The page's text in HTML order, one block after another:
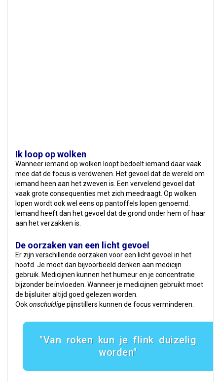
Ik loop op wolken
Wanneer iemand op wolken loopt bedoelt iemand daar vaak
mee dat de focus is verdwenen. Het gevoel dat de wereld om
iemand heen aan het zweven is. Een vervelend gevoel dat
vaak grote consequenties met zich meedraagt. Op wolken
lopen wordt ook wel eens op pantoffels lopen genoemd.
Iemand heeft dan het gevoel dat de grond onder hem of haar
aan het verzakken is.
De oorzaken van een licht gevoel
Er zijn verschillende oorzaken voor een licht gevoel in het
hoofd. Je moet dan bijvoorbeeld denken aan medicijn
gebruik. Medicijnen kunnen het humeur en je concentratie
bijzonder beïnvloeden. Wanneer je medicijnen gebruikt moet
de bijsluiter altijd goed gelezen worden.
Ookonschuldigepijnstillers kunnen de focus verminderen.
Van roken kun je flink duizelig
worden